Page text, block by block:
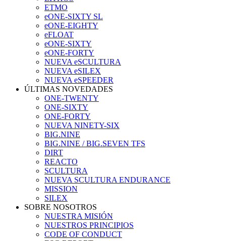
ETMO
eONE-SIXTY SL
eONE-EIGHTY
eFLOAT
eONE-SIXTY
eONE-FORTY
NUEVA eSCULTURA
NUEVA eSILEX
NUEVA eSPEEDER
ÚLTIMAS NOVEDADES
ONE-TWENTY
ONE-SIXTY
ONE-FORTY
NUEVA NINETY-SIX
BIG.NINE
BIG.NINE / BIG.SEVEN TFS
DIRT
REACTO
SCULTURA
NUEVA SCULTURA ENDURANCE
MISSION
SILEX
SOBRE NOSOTROS
NUESTRA MISIÓN
NUESTROS PRINCIPIOS
CODE OF CONDUCT